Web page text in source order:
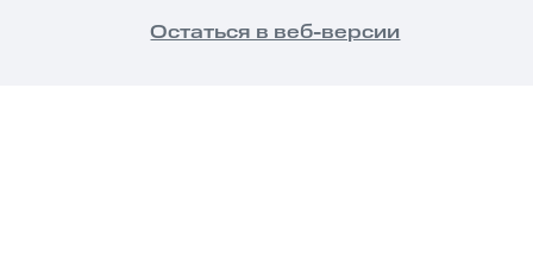
ПОНЯТНО
Остаться в веб-версии